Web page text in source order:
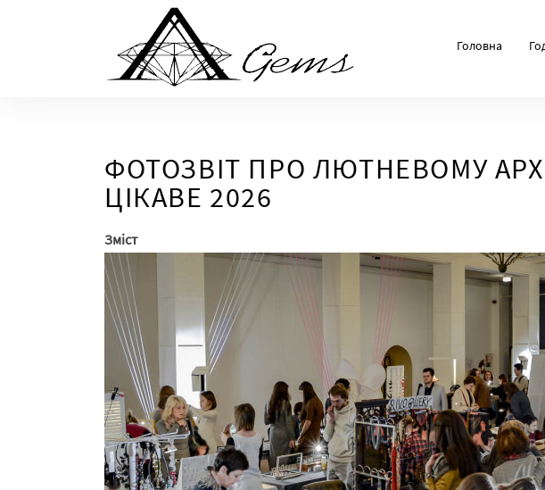
Головна
ФОТОЗВІТ ПРО ЛЮТНЕВОМУ
ЦІКАВЕ 2026
Зміст